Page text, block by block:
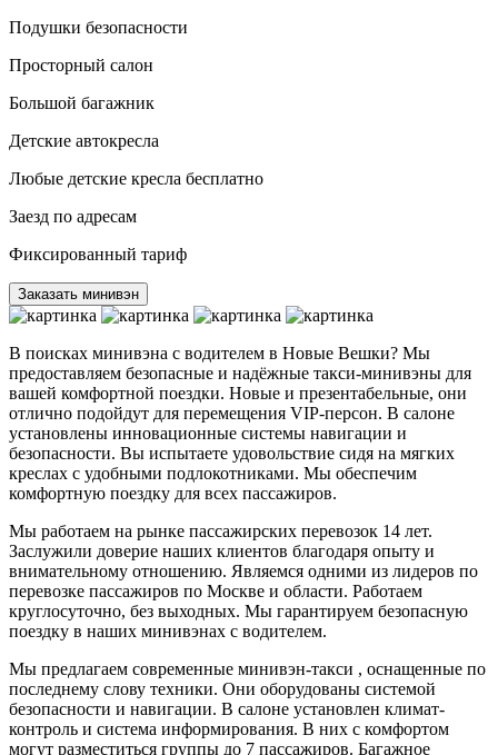
Подушки безопасности
Просторный салон
Большой багажник
Детские автокресла
Любые детские кресла бесплатно
Заезд по адресам
Фиксированный тариф
Заказать минивэн
В поисках минивэна с водителем в Новые Вешки? Мы
предоставляем безопасные и надёжные такси-минивэны для
вашей комфортной поездки. Новые и презентабельные, они
отлично подойдут для перемещения VIP-персон. В салоне
установлены инновационные системы навигации и
безопасности. Вы испытаете удовольствие сидя на мягких
креслах с удобными подлокотниками. Мы обеспечим
комфортную поездку для всех пассажиров.
Мы работаем на рынке пассажирских перевозок 14 лет.
Заслужили доверие наших клиентов благодаря опыту и
внимательному отношению. Являемся одними из лидеров по
перевозке пассажиров по Москве и области. Работаем
круглосуточно, без выходных. Мы гарантируем безопасную
поездку в наших минивэнах с водителем.
Мы предлагаем современные минивэн-такси , оснащенные по
последнему слову техники. Они оборудованы системой
безопасности и навигации. В салоне установлен климат-
контроль и система информирования. В них с комфортом
могут разместиться группы до 7 пассажиров. Багажное